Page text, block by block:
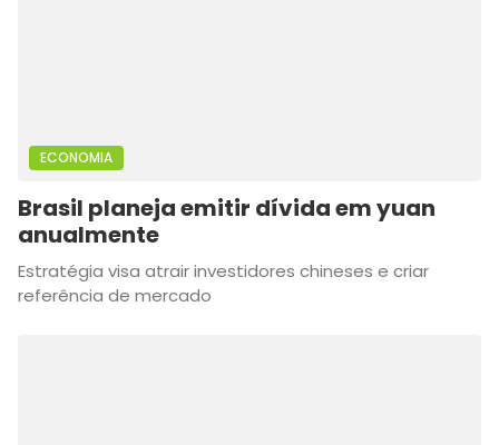
ECONOMIA
Brasil planeja emitir dívida em yuan
anualmente
Estratégia visa atrair investidores chineses e criar
referência de mercado